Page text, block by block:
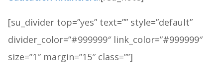
[su_divider top=”yes” text=”” style=”default”
divider_color=”#999999″ link_color=”#999999″
size=”1″ margin=”15″ class=””]